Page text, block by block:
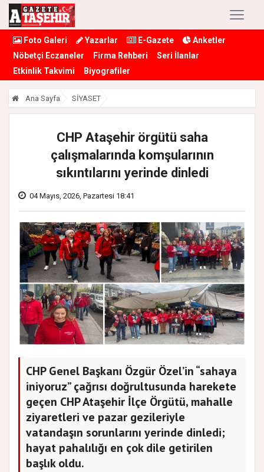
Foto Galeri Yazarlar E-Gazete
Anketler
Nöbetçi Eczaneler
Firma Rehberi
Seri İlanlar
Etkinlik Takvimi
Biyografiler
Ana Sayfa SİYASET
CHP Ataşehir örgütü saha
çalışmalarında komşularının
sıkıntılarını yerinde dinledi
04 Mayıs, 2026, Pazartesi 18:41
CHP Genel Başkanı Özgür Özel’in “sahaya
iniyoruz” çağrısı doğrultusunda harekete
geçen CHP Ataşehir İlçe Örgütü, mahalle
ziyaretleri ve pazar gezileriyle
vatandaşın sorunlarını yerinde dinledi;
hayat pahalılığı en çok dile getirilen
başlık oldu.